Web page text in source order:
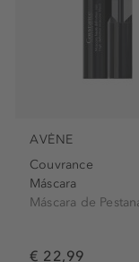
AVÈNE
Couvrance
Máscara
Máscara de
€ 22,99